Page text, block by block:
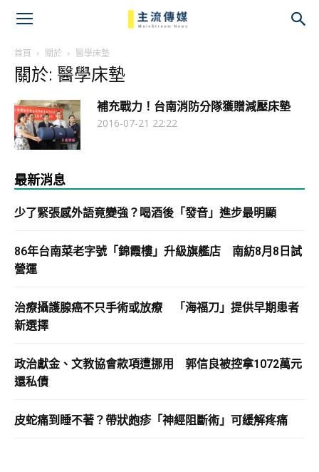
首頁 關於 醫學床墊
關於: 醫學床墊
補充戰力！台南消防分隊獲贈減壓床墊
2016-07-21 22:22
最新消息
少了緊張感外語竟變強？喝酒後「發音」進步最明顯
86年台南菜老字號「錦霞樓」升級旗艦店 南紡8月8日試
營運
治療攝護腺癌不只手術或放療 「海福刀」提供早期患者
新選擇
政治獻金、文教協會款項遭挪用 郭信良被控拿1072萬元
還私債
皮蛇痛到睡不著？帶狀皰疹「神經阻斷術」可緩解疼痛